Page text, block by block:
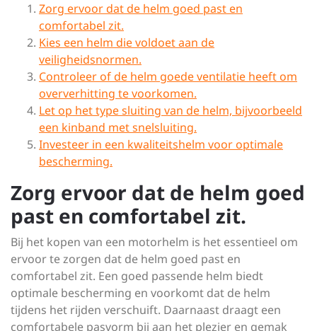
Zorg ervoor dat de helm goed past en
comfortabel zit.
Kies een helm die voldoet aan de
veiligheidsnormen.
Controleer of de helm goede ventilatie heeft om
oververhitting te voorkomen.
Let op het type sluiting van de helm, bijvoorbeeld
een kinband met snelsluiting.
Investeer in een kwaliteitshelm voor optimale
bescherming.
Zorg ervoor dat de helm goed
past en comfortabel zit.
Bij het kopen van een motorhelm is het essentieel om
ervoor te zorgen dat de helm goed past en
comfortabel zit. Een goed passende helm biedt
optimale bescherming en voorkomt dat de helm
tijdens het rijden verschuift. Daarnaast draagt een
comfortabele pasvorm bij aan het plezier en gemak